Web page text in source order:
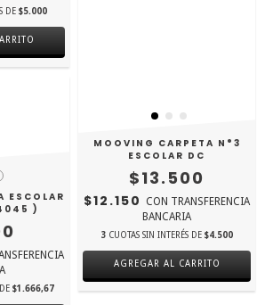
DE $5.000
ESCOLAR
)
$1.666,67
MOOVING CARPETA N°3
ESCOLAR DC
$13.500
$12.150 CON TRANSFERENCIA
BANCARIA
3 CUOTAS SIN INTERÉS DE $4.500
AGREGAR AL CARRITO